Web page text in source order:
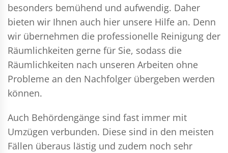
besonders bemühend und aufwendig. Daher
bieten wir Ihnen auch hier unsere Hilfe an. Denn
wir übernehmen die professionelle Reinigung der
Räumlichkeiten gerne für Sie, sodass die
Räumlichkeiten nach unseren Arbeiten ohne
Probleme an den Nachfolger übergeben werden
können.
Auch Behördengänge sind fast immer mit
Umzügen verbunden. Diese sind in den meisten
Fällen überaus lästig und zudem noch sehr